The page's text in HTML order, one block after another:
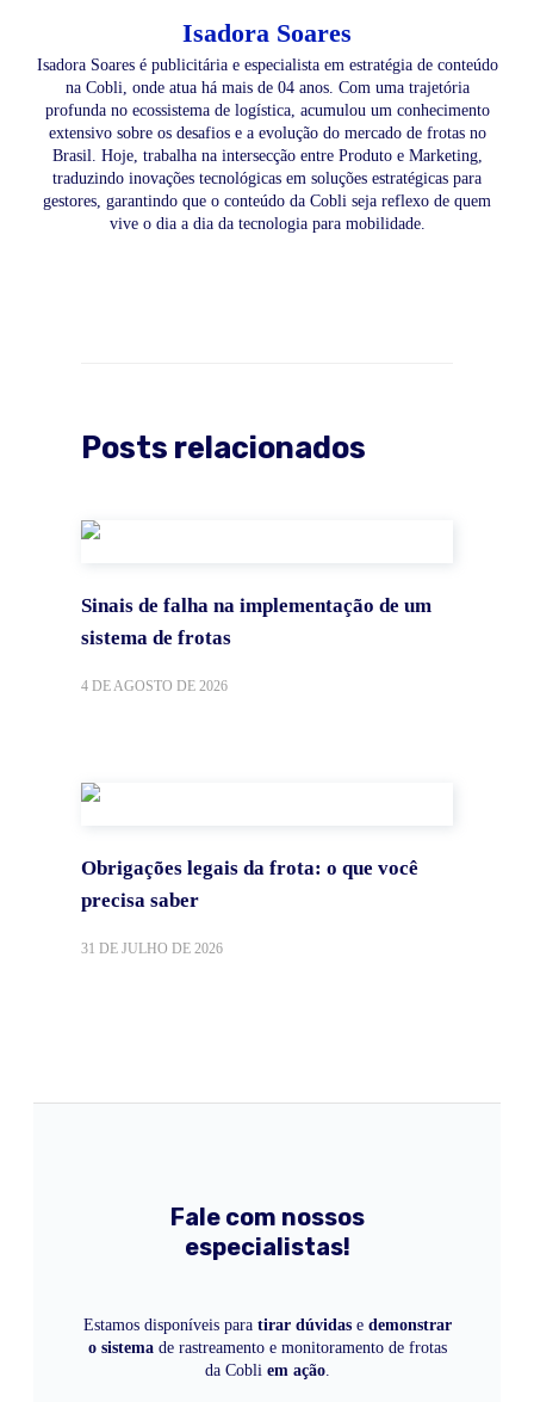
Isadora Soares
Isadora Soares é publicitária e especialista em estratégia de conteúdo
na Cobli, onde atua há mais de 04 anos. Com uma trajetória
profunda no ecossistema de logística, acumulou um conhecimento
extensivo sobre os desafios e a evolução do mercado de frotas no
Brasil. Hoje, trabalha na intersecção entre Produto e Marketing,
traduzindo inovações tecnológicas em soluções estratégicas para
gestores, garantindo que o conteúdo da Cobli seja reflexo de quem
vive o dia a dia da tecnologia para mobilidade.
Posts relacionados
Sinais de falha na implementação de um
sistema de frotas
4 DE AGOSTO DE 2026
Obrigações legais da frota: o que você
precisa saber
31 DE JULHO DE 2026
Fale com nossos
especialistas!
Estamos disponíveis para tirar dúvidase demonstrar
o sistemade rastreamento e monitoramento de frotas
da Cobli em ação.